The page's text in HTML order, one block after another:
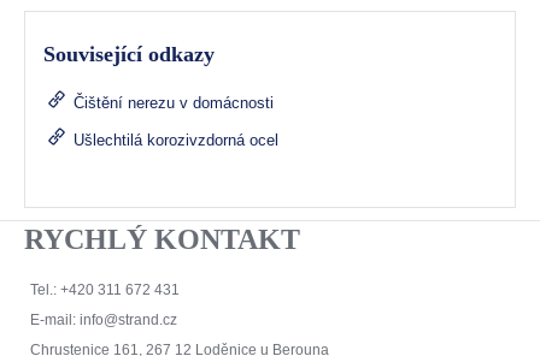
Související odkazy
Čištění nerezu v domácnosti
Ušlechtilá korozivzdorná ocel
RYCHLÝ KONTAKT
Tel.: +420 311 672 431
E-mail: info@strand.cz
Chrustenice 161, 267 12 Loděnice u Berouna